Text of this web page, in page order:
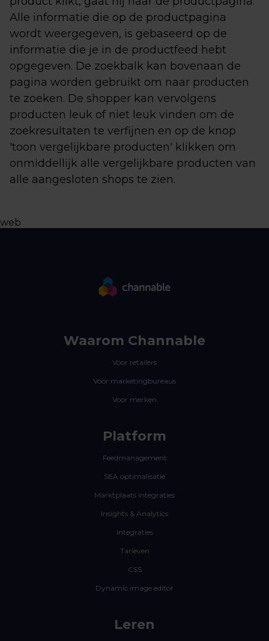
Alle informatie die op de productpagina
wordt weergegeven, is gebaseerd op de
informatie die je in de productfeed hebt
opgegeven. De zoekbalk kan bovenaan de
pagina worden gebruikt om naar producten
te zoeken. De shopper kan vervolgens
producten leuk of niet leuk vinden om de
zoekresultaten te verfijnen en op de knop
'toon vergelijkbare producten' klikken om
onmiddellijk alle vergelijkbare producten van
alle aangesloten shops te zien.
web
Waarom Channable
Voor retailers
Voor marketingbureaus
Voor merken
Platform
Feedmanagement
SEA optimalisatie
Marktplaats integraties
Insights & Analytics
Integraties
Tarieven
CSS
Dynamic image editor
Leren